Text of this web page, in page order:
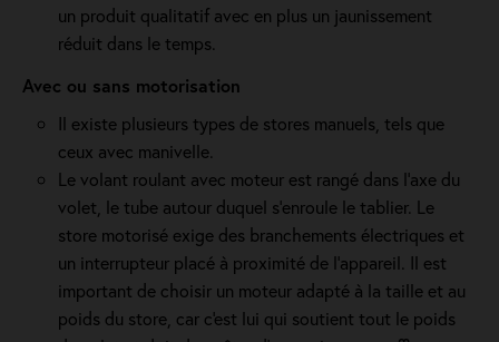
un produit qualitatif avec en plus un jaunissement
réduit dans le temps.
Avec ou sans motorisation
Il existe plusieurs types de stores manuels, tels que
ceux avec manivelle.
Le volant roulant avec moteur est rangé dans l’axe du
volet, le tube autour duquel s’enroule le tablier. Le
store motorisé exige des branchements électriques et
un interrupteur placé à proximité de l'appareil. Il est
important de choisir un moteur adapté à la taille et au
poids du store, car c'est lui qui soutient tout le poids